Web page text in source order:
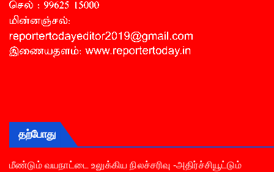
தற்போது
மீண்டும் வயநாட்டை உலுக்கிய நிலச்சரிவு -அதிர்ச்சியூட்டும்